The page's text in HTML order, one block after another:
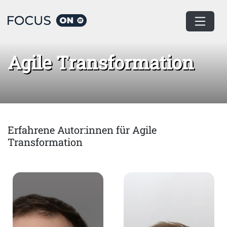
Home Agile Transformation
Agile Transformation
Erfahrene Autor:innen für Agile
Transformation